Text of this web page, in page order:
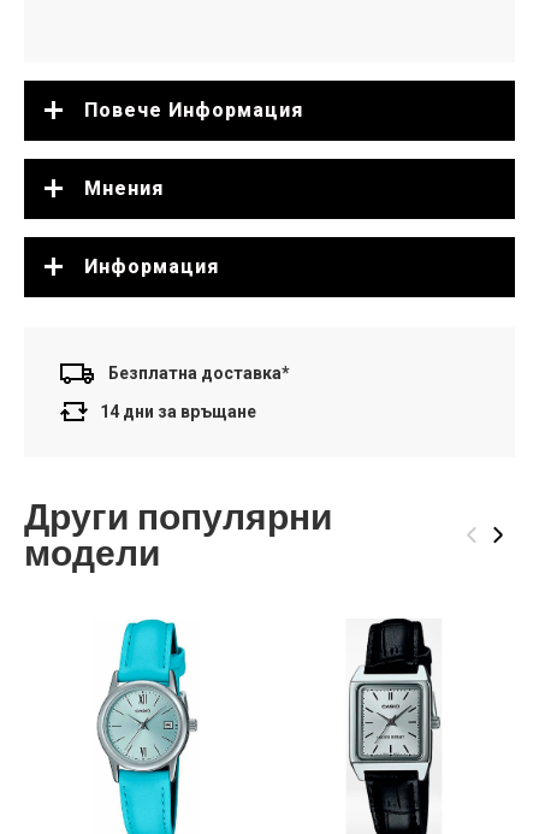
Повече Информация
Мнения
Информация
Безплатна доставка*
14 дни за връщане
Други популярни
модели ‹ ›